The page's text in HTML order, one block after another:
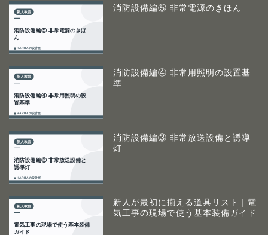
消防設備編⑤ 非常電源のきほん
消防設備編④ 非常用照明の設置基
準
消防設備編③ 非常放送設備と誘導
灯
新人が最初に揃える道具リスト｜電
気工事の現場で使う基本装備ガイド